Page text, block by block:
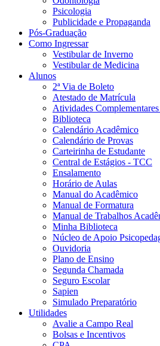
Psicologia
Publicidade e Propaganda
Pós-Graduação
Como Ingressar
Vestibular de Inverno
Vestibular de Medicina
Alunos
2ª Via de Boleto
Atestado de Matrícula
Atividades
Biblioteca
Calendário Acadêmico
Calendário de Provas
Carteirinha de Estudante
Central de Estágios - TCC
Ensalamento
Horário de Aulas
Manual do Acadêmico
Manual de Formatura
Manual de Trabalhos
Minha Biblioteca
Núcleo de Apoio
Ouvidoria
Plano de Ensino
Segunda Chamada
Seguro Escolar
Sapien
Simulado Preparatório
Utilidades
Avalie a Campo Real
Bolsas e Incentivos